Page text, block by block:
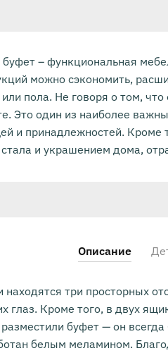
– функциональная
можно сэкономить,
пола. Не говоря о том,
Это один из наиболее
и принадлежностей. Кроме
и украшением дома,
Описание
три просторных
глаз. Кроме того, в двух
буфет — он
белым меламином.